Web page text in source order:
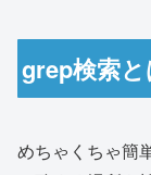
grep検索
めちゃくちゃ簡